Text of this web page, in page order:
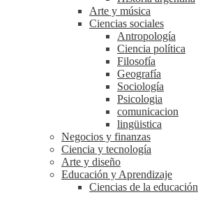
Arte y música
Ciencias sociales
Antropología
Ciencia política
Filosofía
Geografía
Sociología
Psicologia
comunicacion
lingüistica
Negocios y finanzas
Ciencia y tecnología
Arte y diseño
Educación y Aprendizaje
Ciencias de la educación